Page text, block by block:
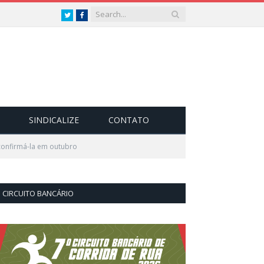
TwitterFacebook
SINDICALIZE CONTATO
la em outubro
CIRCUITO BANCÁRIO